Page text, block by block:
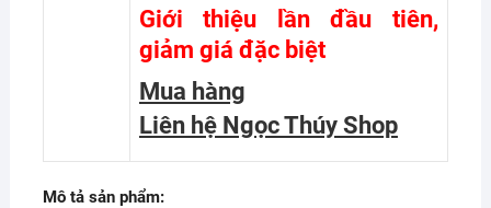
Giới thiệu lần đầu tiên,
giảm giá đặc biệt
Mua hàng
Liên hệ Ngọc Thúy Shop
Mô tả sản phẩm: